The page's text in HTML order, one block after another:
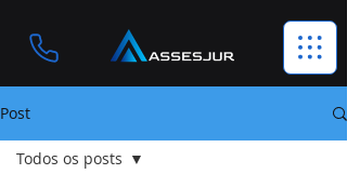
Post
Todos os posts